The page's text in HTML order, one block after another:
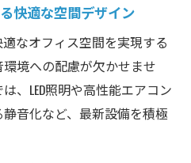
快適な空間デザイン
なオフィス空間を実現する
境への配慮が欠かせませ
、LED照明や高性能エアコン
音化など、最新設備を積極